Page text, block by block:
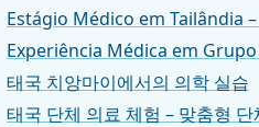
Estágio Médico em Tailândia
Experiência Médica em
태국 치앙마이에서의 의학 실습
태국 단체 의료 체험 – 맞춤형 단